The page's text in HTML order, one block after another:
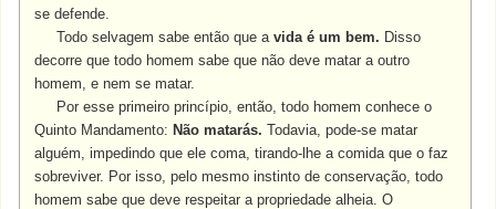
se defende.
Todo selvagem sabe então que avida é um bem. Disso
decorre que todo homem sabe que não deve matar a outro
homem, e nem se matar.
Por esse primeiro princípio, então, todo homem conhece o
Quinto Mandamento: Não matarás. Todavia, pode-se matar
alguém, impedindo que ele coma, tirando-lhe a comida que o faz
sobreviver. Por isso, pelo mesmo instinto de conservação, todo
homem sabe que deve respeitar a propriedade alheia. O